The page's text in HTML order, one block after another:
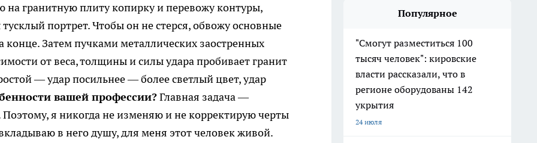
гранитную плиту копирку и перевожу контуры,
портрет. Чтобы он не стерся, обвожу основные
Затем пучками металлических заостренных
от веса, толщины и силы удара пробивает гранит
— удар посильнее — более светлый цвет, удар
вашей профессии?Главная задача —
Поэтому, я никогда не изменяю и не корректирую черты
в него душу, для меня этот человек живой.
Популярное
"Смогут разместиться 100
тысяч человек": кировские
власти рассказали, что в
регионе оборудованы 142
укрытия
24 июля